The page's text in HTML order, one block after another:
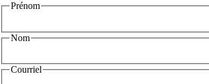
Prénom
Nom
Courriel